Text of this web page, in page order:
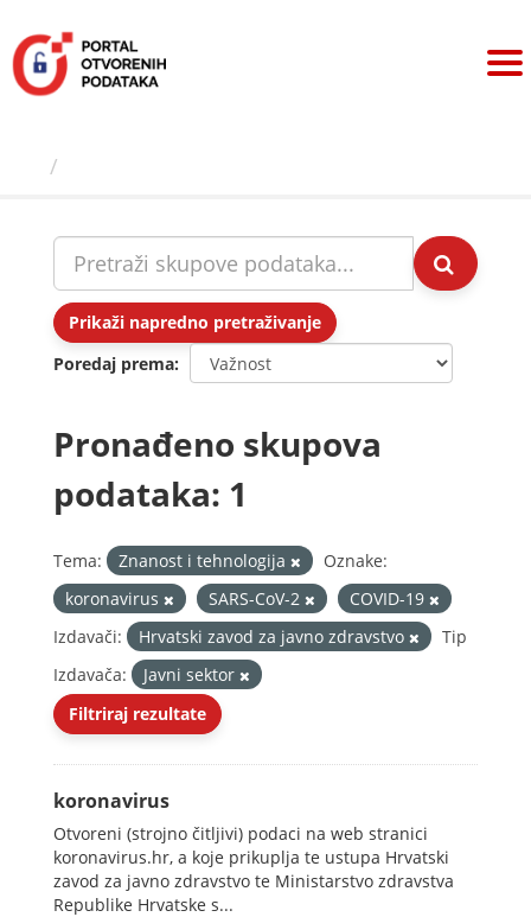
sadržaj
Prikaži napredno pretraživanje
Poredaj prema
Pronađeno skupova
podataka: 1
Tema: Znanost i tehnologija
Oznake:
koronavirus
SARS-CoV-2
COVID-19
Izdavači:
Hrvatski zavod za javno zdravstvo
Tip
Izdavača:
Javni sektor
Filtriraj rezultate
koronavirus
Otvoreni (strojno čitljivi) podaci na web stranici
koronavirus.hr, a koje prikuplja te ustupa Hrvatski
zavod za javno zdravstvo te Ministarstvo zdravstva
Republike Hrvatske s...